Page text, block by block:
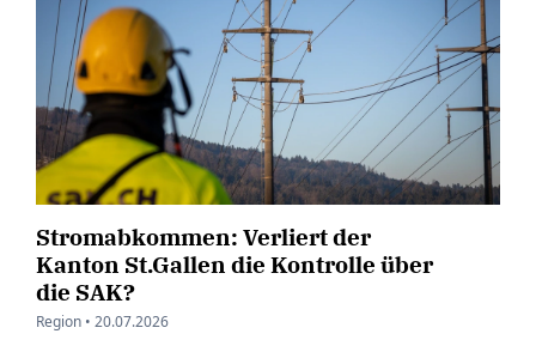
Stromabkommen: Verliert der
Kanton St.Gallen die Kontrolle über
die SAK?
Region • 20.07.2026